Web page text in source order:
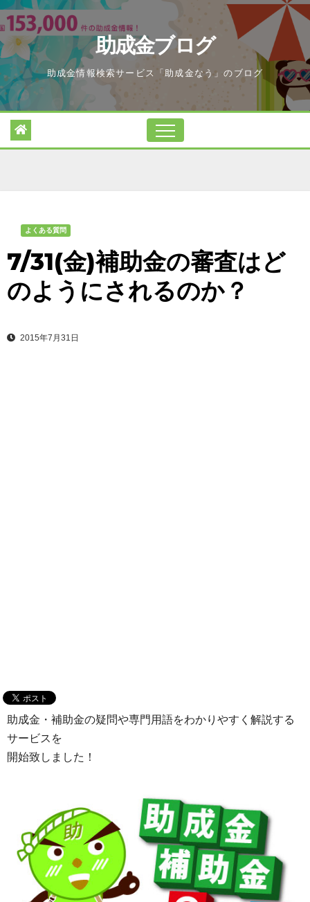
Skip
to
content
助成金ブログ
助成金情報検索サービス「助成金なう」のブログ
よくある質問
7/31(金)補助金の審査はど
のようにされるのか？
2015年7月31日
助成金・補助金の疑問や専門用語をわかりやすく解説する
サービスを
開始致しました！